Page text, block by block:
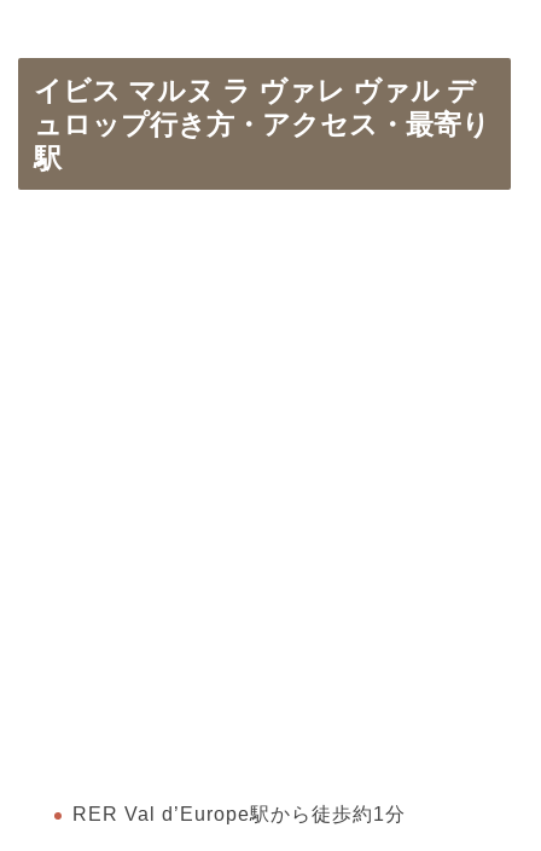
イビス マルヌ ラ ヴァレ ヴァル デ
ュロップ行き方・アクセス・最寄り
駅
RER Val d’Europe駅から徒歩約1分